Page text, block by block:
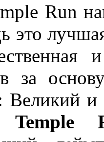
Run
это
за
и
Temple